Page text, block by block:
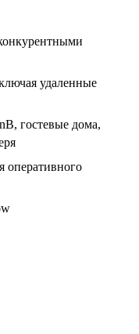
удаленные
гостевые дома,
оперативного